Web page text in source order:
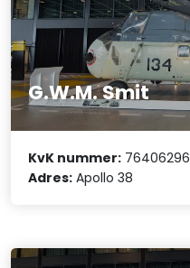
G.W.M. Smit
KvK nummer: 76406296
Adres: Apollo 38